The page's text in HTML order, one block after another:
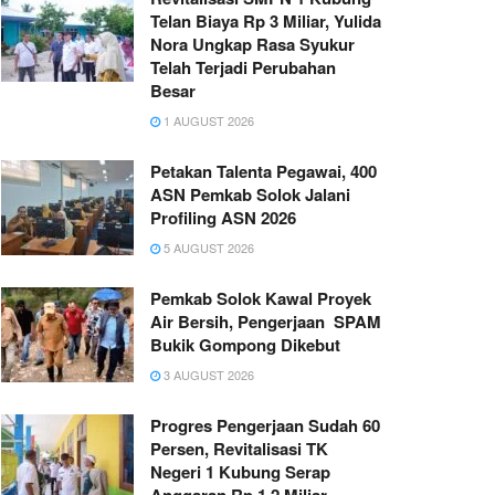
Telan Biaya Rp 3 Miliar, Yulida
Nora Ungkap Rasa Syukur
Telah Terjadi Perubahan
Besar
1 AUGUST 2026
Petakan Talenta Pegawai, 400
ASN Pemkab Solok Jalani
Profiling ASN 2026
5 AUGUST 2026
Pemkab Solok Kawal Proyek
Air Bersih, Pengerjaan SPAM
Bukik Gompong Dikebut
3 AUGUST 2026
Progres Pengerjaan Sudah 60
Persen, Revitalisasi TK
Negeri 1 Kubung Serap